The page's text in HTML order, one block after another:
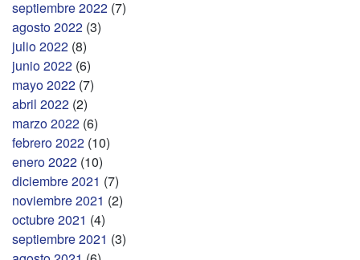
septiembre 2022 (7)
agosto 2022 (3)
julio 2022 (8)
junio 2022 (6)
mayo 2022 (7)
abril 2022 (2)
marzo 2022 (6)
febrero 2022 (10)
enero 2022 (10)
diciembre 2021 (7)
noviembre 2021 (2)
octubre 2021 (4)
septiembre 2021 (3)